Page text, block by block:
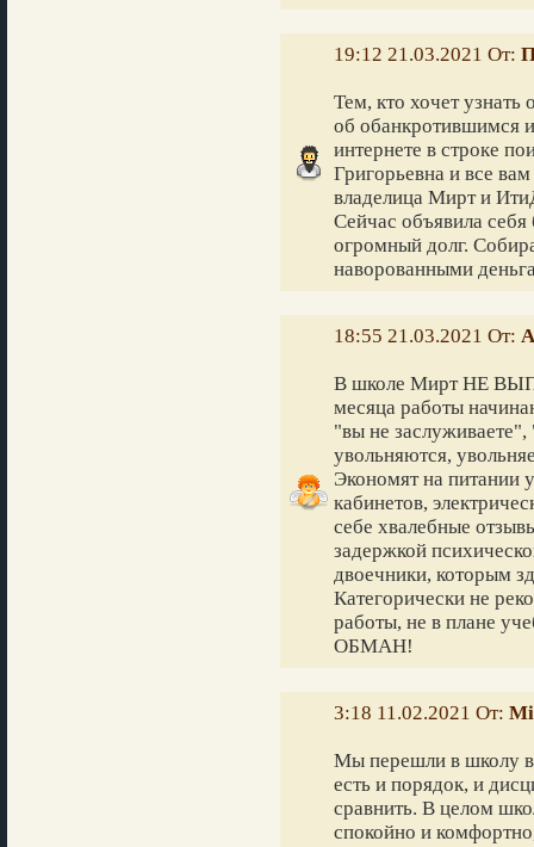
19:12 21.03.2021 От:
Тем, кто хочет
об обанкротившимся
интернете в строке
Григорьевна и все
владелица Мирт и
Сейчас объявила
огромный долг.
наворованными
18:55 21.03.2021 От:
В школе Мирт НЕ
месяца работы
"вы не заслуживаете",
увольняются,
Экономят на питании
кабинетов,
себе хвалебные
задержкой
двоечники, которым
Категорически не
работы, не в плане
ОБМАН!
3:18 11.02.2021 От:
Мы перешли в школу в
есть и порядок, и
сравнить. В целом
спокойно и